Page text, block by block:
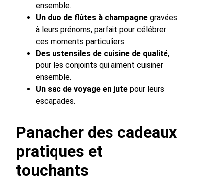
ensemble.
Un duo de flûtes à champagne gravées
à leurs prénoms, parfait pour célébrer
ces moments particuliers.
Des ustensiles de cuisine de qualité,
pour les conjoints qui aiment cuisiner
ensemble.
Un sac de voyage en jute pour leurs
escapades.
Panacher des cadeaux
pratiques et
touchants